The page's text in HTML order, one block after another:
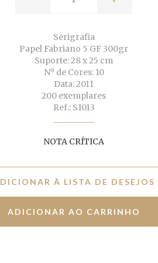
Serigrafia
Papel Fabriano 5 GF 300gr
Suporte: 28 x 25 cm
Nº de Cores: 10
Data: 2011
200 exemplares
Ref.: S1013
NOTA CRÍTICA
À LISTA DE DESEJOS